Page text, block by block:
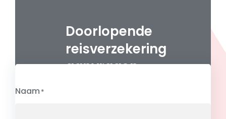
Doorlopende
reisverzekering
aanvragen
Naam